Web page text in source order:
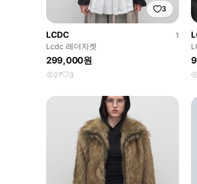
3
LCDC
1
Lcdc 레더자켓
299,000원
27 3